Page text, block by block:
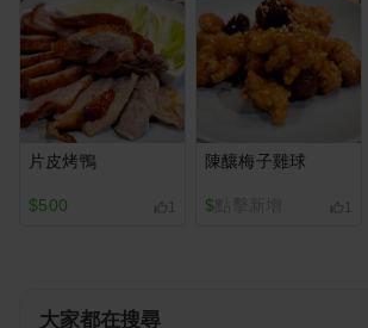
片皮烤鴨
$500 1
陳釀梅子雞球
$ 1
大家都在搜尋